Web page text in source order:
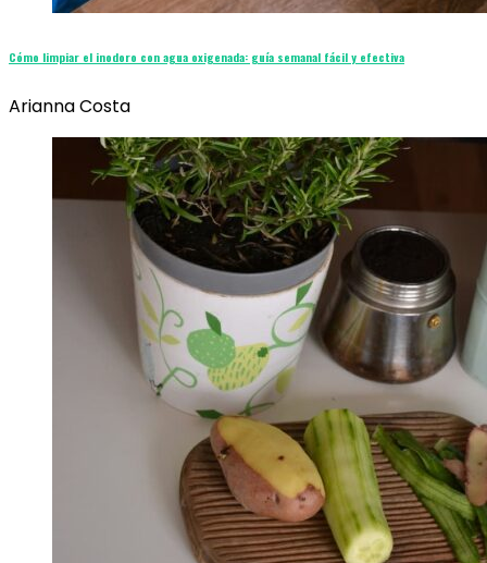
Cómo limpiar el inodoro con agua oxigenada: guía semanal fácil y efectiva
Arianna Costa